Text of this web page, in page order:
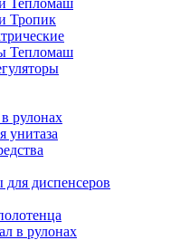
Тепломаш
Тропик
Тепломаш
рулонах
унитаза
диспенсеров
в рулонах